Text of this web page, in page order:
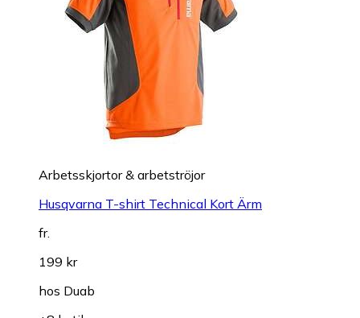
Arbetsskjortor & arbetströjor
Husqvarna T-shirt Technical Kort Ärm
fr.
199 kr
hos Duab